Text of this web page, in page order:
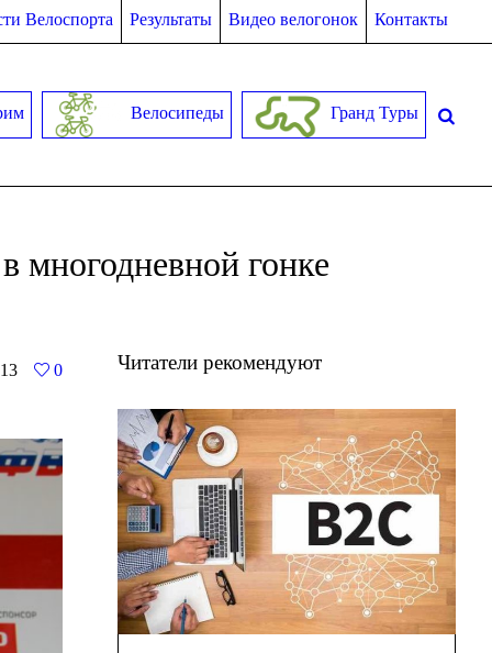
Велоспорта Результаты Видео велогонок Контакты
Велосипеды Гранд Туры
гонке
0
Читатели рекомендуют